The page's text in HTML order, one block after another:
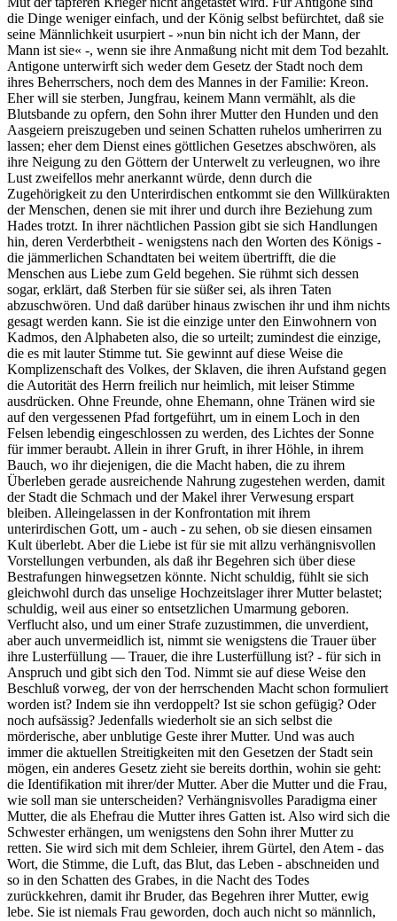
die Dinge weniger einfach, und der König selbst befürchtet, daß sie
seine Männlichkeit usurpiert - »nun bin nicht ich der Mann, der
Mann ist sie« -, wenn sie ihre Anmaßung nicht mit dem Tod bezahlt.
Antigone unterwirft sich weder dem Gesetz der Stadt noch dem
ihres Beherrschers, noch dem des Mannes in der Familie: Kreon.
Eher will sie sterben, Jungfrau, keinem Mann vermählt, als die
Blutsbande zu opfern, den Sohn ihrer Mutter den Hunden und den
Aasgeiern preiszugeben und seinen Schatten ruhelos umherirren zu
lassen; eher dem Dienst eines göttlichen Gesetzes abschwören, als
ihre Neigung zu den Göttern der Unterwelt zu verleugnen, wo ihre
Lust zweifellos mehr anerkannt würde, denn durch die
Zugehörigkeit zu den Unterirdischen entkommt sie den Willkürakten
der Menschen, denen sie mit ihrer und durch ihre Beziehung zum
Hades trotzt. In ihrer nächtlichen Passion gibt sie sich Handlungen
hin, deren Verderbtheit - wenigstens nach den Worten des Königs -
die jämmerlichen Schandtaten bei weitem übertrifft, die die
Menschen aus Liebe zum Geld begehen. Sie rühmt sich dessen
sogar, erklärt, daß Sterben für sie süßer sei, als ihren Taten
abzuschwören. Und daß darüber hinaus zwischen ihr und ihm nichts
gesagt werden kann. Sie ist die einzige unter den Einwohnern von
Kadmos, den Alphabeten also, die so urteilt; zumindest die einzige,
die es mit lauter Stimme tut. Sie gewinnt auf diese Weise die
Komplizenschaft des Volkes, der Sklaven, die ihren Aufstand gegen
die Autorität des Herrn freilich nur heimlich, mit leiser Stimme
ausdrücken. Ohne Freunde, ohne Ehemann, ohne Tränen wird sie
auf den vergessenen Pfad fortgeführt, um in einem Loch in den
Felsen lebendig eingeschlossen zu werden, des Lichtes der Sonne
für immer beraubt. Allein in ihrer Gruft, in ihrer Höhle, in ihrem
Bauch, wo ihr diejenigen, die die Macht haben, die zu ihrem
Überleben gerade ausreichende Nahrung zugestehen werden, damit
der Stadt die Schmach und der Makel ihrer Verwesung erspart
bleiben. Alleingelassen in der Konfrontation mit ihrem
unterirdischen Gott, um - auch - zu sehen, ob sie diesen einsamen
Kult überlebt. Aber die Liebe ist für sie mit allzu verhängnisvollen
Vorstellungen verbunden, als daß ihr Begehren sich über diese
Bestrafungen hinwegsetzen könnte. Nicht schuldig, fühlt sie sich
gleichwohl durch das unselige Hochzeitslager ihrer Mutter belastet;
schuldig, weil aus einer so entsetzlichen Umarmung geboren.
Verflucht also, und um einer Strafe zuzustimmen, die unverdient,
aber auch unvermeidlich ist, nimmt sie wenigstens die Trauer über
ihre Lusterfüllung — Trauer, die ihre Lusterfüllung ist? - für sich in
Anspruch und gibt sich den Tod. Nimmt sie auf diese Weise den
Beschluß vorweg, der von der herrschenden Macht schon formuliert
worden ist? Indem sie ihn verdoppelt? Ist sie schon gefügig? Oder
noch aufsässig? Jedenfalls wiederholt sie an sich selbst die
mörderische, aber unblutige Geste ihrer Mutter. Und was auch
immer die aktuellen Streitigkeiten mit den Gesetzen der Stadt sein
mögen, ein anderes Gesetz zieht sie bereits dorthin, wohin sie geht:
die Identifikation mit ihrer/der Mutter. Aber die Mutter und die Frau,
wie soll man sie unterscheiden? Verhängnisvolles Paradigma einer
Mutter, die als Ehefrau die Mutter ihres Gatten ist. Also wird sich die
Schwester erhängen, um wenigstens den Sohn ihrer Mutter zu
retten. Sie wird sich mit dem Schleier, ihrem Gürtel, den Atem - das
Wort, die Stimme, die Luft, das Blut, das Leben - abschneiden und
so in den Schatten des Grabes, in die Nacht des Todes
zurückkehren, damit ihr Bruder, das Begehren ihrer Mutter, ewig
lebe. Sie ist niemals Frau geworden, doch auch nicht so männlich,